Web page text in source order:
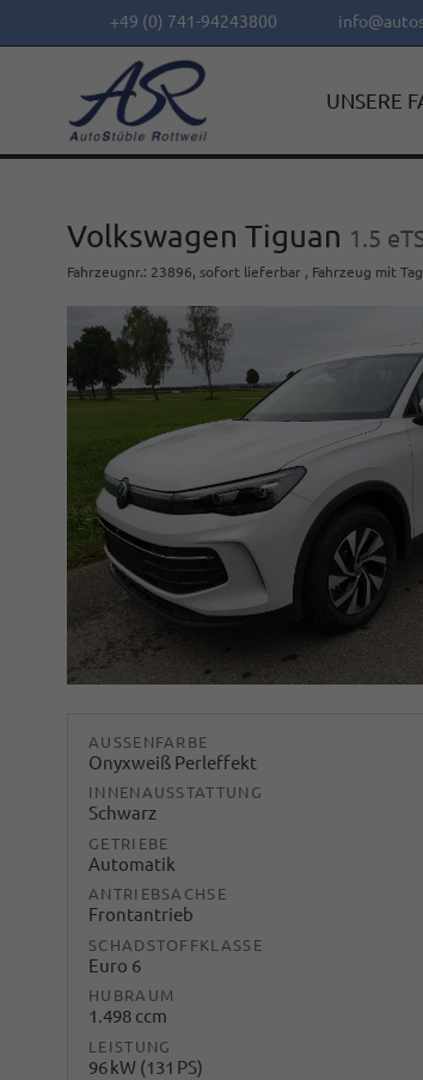
+49 (0) 741-94243800
UNSERE
Volkswagen Tiguan 1.5
Fahrzeugnr.: 23896, sofort lieferbar , Fahrzeug mit
AUSSENFARBE
Onyxweiß Perleffekt
INNENAUSSTATTUNG
Schwarz
GETRIEBE
Automatik
ANTRIEBSACHSE
Frontantrieb
SCHADSTOFFKLASSE
Euro 6
HUBRAUM
1.498 ccm
LEISTUNG
96 kW (131 PS)